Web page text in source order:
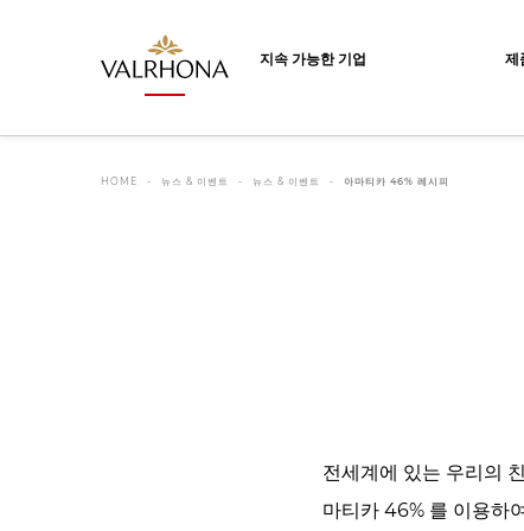
Valrhona - Imaginons le meilleur du
지속 가능한 기업 제
HOME 뉴스 & 이벤트 뉴스 & 이벤트 아마티카 46% 레시피
전세계에 있는 우리의
마티카 46% 를 이용하